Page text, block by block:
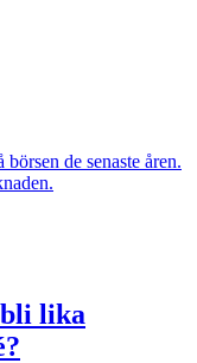
de senaste åren.
lika